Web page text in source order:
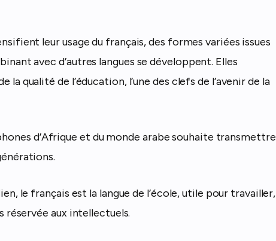
leur usage du français, des formes variées issues
avec d’autres langues se développent. Elles
qualité de l’éducation, l’une des clefs de l’avenir de la
d’Afrique et du monde arabe souhaite transmettre
le français est la langue de l’école, utile pour travailler,
réservée aux intellectuels.